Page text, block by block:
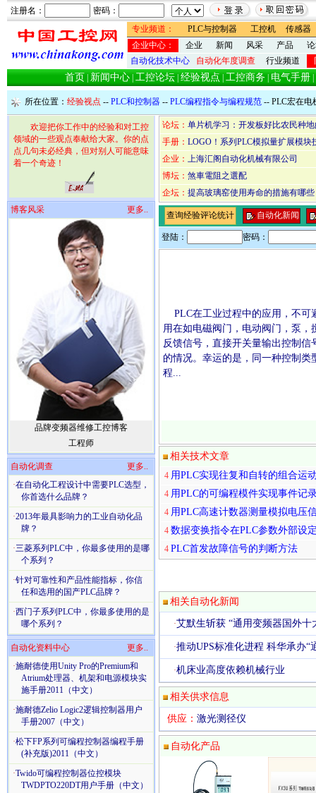
注册名：
密码：
专业频道：
PLC与控制器 工控机
传感器
企业中心：
企业 新闻 风采 产品
自动化技术中心
自动化年度调查 行业频道
首页 新闻中心 工控论坛 经验视点 工控商务 电气手册
所在位置： 经验视点 -- PLC和控制器 -- PLC编程指令与编程规范 -- PLC宏在电
欢迎把你工作中的经验和对工控
领域的一些观点奉献给大家。你的点
点几句未必经典，但对别人可能意味
着一个奇迹！
博客风采 更多..
品牌变频器维修工控博客
工程师
自动化调查
更多..
·在自动化工程设计中需要PLC选型，
你首选什么品牌？
·2013年最具影响力的工业自动化品
牌？
·三菱系列PLC中，你最多使用的是哪
个系列？
·针对可靠性和产品性能指标，你信
任和选用的国产PLC品牌？
·西门子系列PLC中，你最多使用的是
哪个系列？
自动化资料中心
更多..
·施耐德使用Unity Pro的Premium和
Atrium处理器、机架和电源模块实
施手册2011（中文）
·施耐德Zelio Logic2逻辑控制器用户
手册2007（中文）
·松下FP系列可编程控制器编程手册
(补充版)2011（中文）
·Twido可编程控制器位控模块
TWDPTO220DT用户手册（中文）
论坛： 单片机学习：开发板好比农民种
手册： LOGO！系列PLC模拟量扩展模块
企业： 上海汇阁自动化机械有限公司
博坛： 煞車電阻之選配
企坛： 提高玻璃窑使用寿命的措施有哪
查询经验评论统计 自动化新闻
登陆： 密码：
PLC在工业过程中的应用，不可
用在如电磁阀门，电动阀门，泵
反馈信号，直接开关量输出控制
的情况。幸运的是，同一种控制
程...
相关技术文章
4 用PLC实现往复和自转的组合运
4 用PLC的可编程模件实现事件记
4 用PLC高速计数器测量模拟电压
4 数据变换指令在PLC参数外部设
4 PLC首发故障信号的判断方法
相关自动化新闻
·艾默生斩获 “通用变频器国外十
·推动UPS标准化进程 科华承办“
·机床业高度依赖机械行业
相关供求信息
供应： 激光测径仪
自动化产品